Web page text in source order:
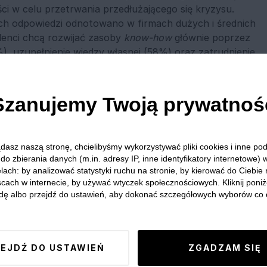
w celu przetrwania przedłużającego się kryzysu.
odpowiedzi odnotowano w firmach dużych i średnich
chcą rozwijać zasoby know-howgłównie poprzez
uzupełnienie wiedzy własnej (58%) oraz zatrudnienie
(41%). Najrzadziej rozważanymi rozwiązaniami są
outsourcing.
firmie przetrwać najbliższych 12 miesięcy?
rolę odegra
się w przypadku wielu firm praca w trybie
trzecia respondentów wyraża zapotrzebowanie
psychologii. Ponad 20% przedsiębiorców chciałoby
finansów, sprzedaży i marketingu. Za najmniej
obszarów, jak ekologia i logistyka.
Twoją
naszą stronę, chcielibyśmy wykorzystywać pliki cookies i inne
zbierania danych (m.in. adresy IP, inne identyfikatory internetowe)
by analizować statystyki ruchu na stronie, by kierować do Ciebie
w internecie, by używać wtyczek społecznościowych. Kliknij
albo przejdź do ustawień, aby dokonać szczegółowych wyborów co
DO USTAWIEŃ ZGADZAM SIĘ